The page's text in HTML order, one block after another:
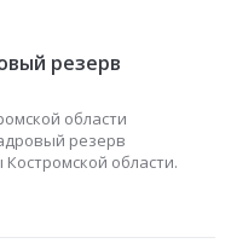
резерв
области
резерв
области.